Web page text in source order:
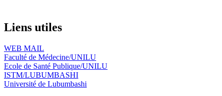
Liens utiles
WEB MAIL
Faculté de Médecine/UNILU
Ecole de Santé Publique/UNILU
ISTM/LUBUMBASHI
Université de Lubumbashi